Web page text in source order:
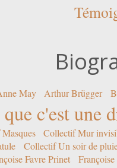
May Arthur Brügger
c'est une
Collectif Mur
Collectif Un soir de
Favre Prinet